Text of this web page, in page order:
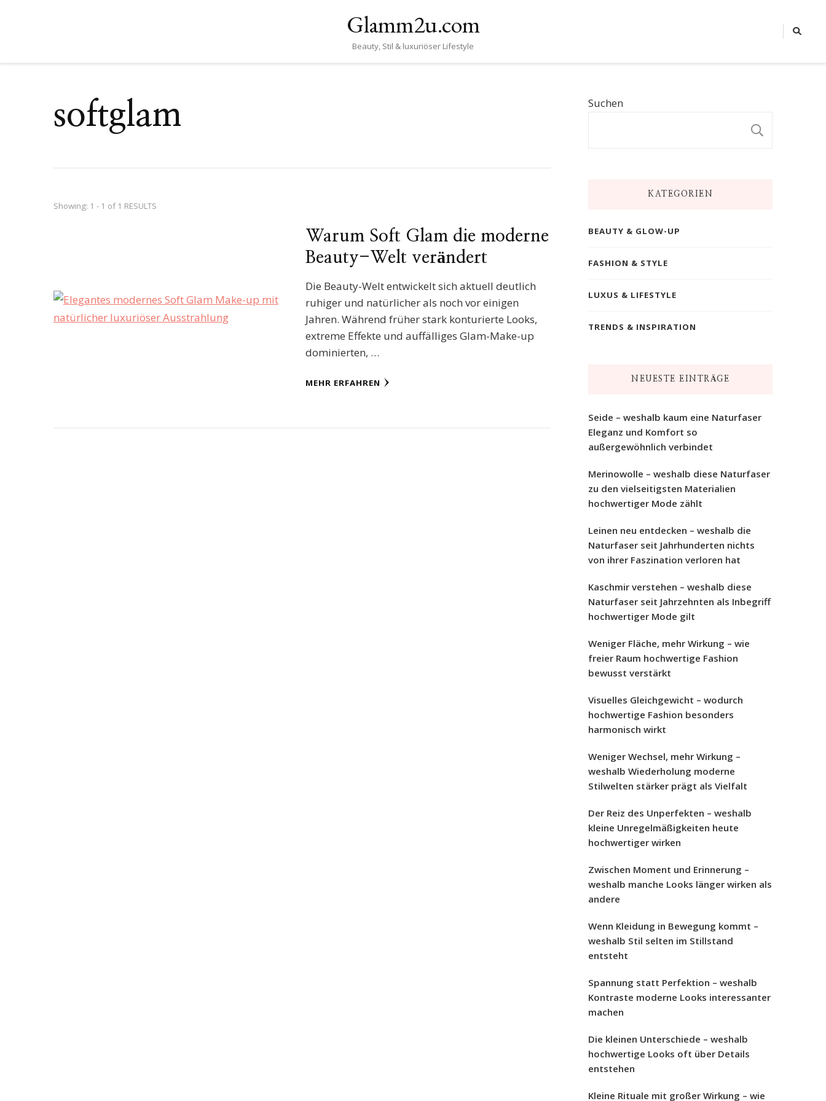
Glamm2u.com
Beauty, Stil & luxuriöser Lifestyle
softglam
Showing: 1 - 1 of 1 RESULTS
Warum Soft Glam die moderne
Beauty-Welt verändert
Die Beauty-Welt entwickelt sich aktuell deutlich
ruhiger und natürlicher als noch vor einigen
Jahren. Während früher stark konturierte Looks,
extreme Effekte und auffälliges Glam-Make-up
dominierten, …
MEHR ERFAHREN
Suchen
KATEGORIEN
BEAUTY & GLOW-UP
FASHION & STYLE
LUXUS & LIFESTYLE
TRENDS & INSPIRATION
NEUESTE EINTRÄGE
Seide – weshalb kaum eine Naturfaser
Eleganz und Komfort so
außergewöhnlich verbindet
Merinowolle – weshalb diese Naturfaser
zu den vielseitigsten Materialien
hochwertiger Mode zählt
Leinen neu entdecken – weshalb die
Naturfaser seit Jahrhunderten nichts
von ihrer Faszination verloren hat
Kaschmir verstehen – weshalb diese
Naturfaser seit Jahrzehnten als Inbegriff
hochwertiger Mode gilt
Weniger Fläche, mehr Wirkung – wie
freier Raum hochwertige Fashion
bewusst verstärkt
Visuelles Gleichgewicht – wodurch
hochwertige Fashion besonders
harmonisch wirkt
Weniger Wechsel, mehr Wirkung –
weshalb Wiederholung moderne
Stilwelten stärker prägt als Vielfalt
Der Reiz des Unperfekten – weshalb
kleine Unregelmäßigkeiten heute
hochwertiger wirken
Zwischen Moment und Erinnerung –
weshalb manche Looks länger wirken als
andere
Wenn Kleidung in Bewegung kommt –
weshalb Stil selten im Stillstand
entsteht
Spannung statt Perfektion – weshalb
Kontraste moderne Looks interessanter
machen
Die kleinen Unterschiede – weshalb
hochwertige Looks oft über Details
entstehen
Kleine Rituale mit großer Wirkung – wie